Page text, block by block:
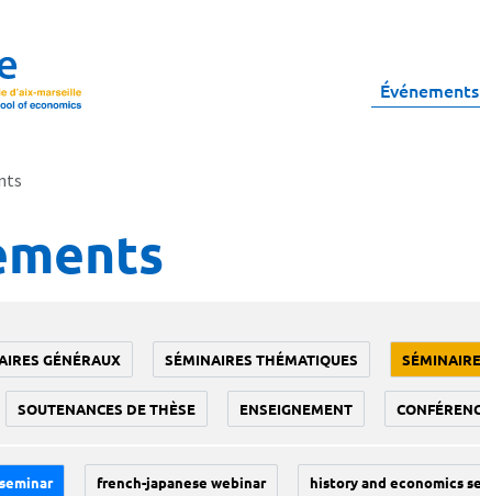
Événements
GÉNÉRAUX SÉMINAIRES THÉMATIQUES
SOUTENANCES DE THÈSE ENSEIGNEMENT
french-japanese webinar history and economics